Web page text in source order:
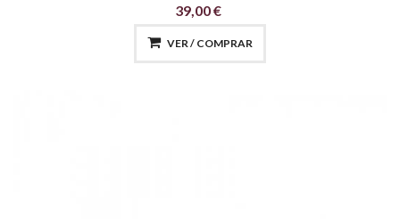
39,00 €
VER / COMPRAR